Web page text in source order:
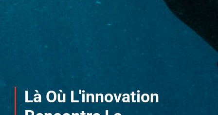
Là Où L'innovation